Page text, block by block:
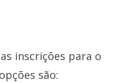
inscrições para o
são: